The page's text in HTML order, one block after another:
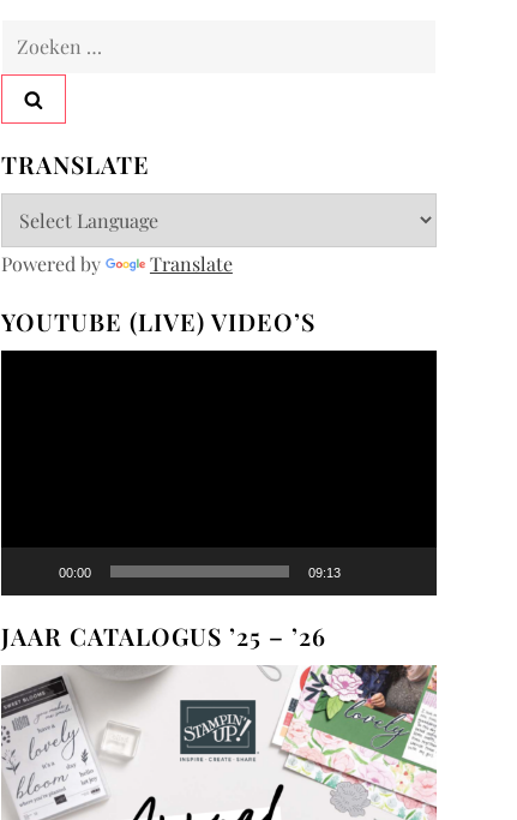
Zoeken
TRANSLATE
Powered by Translate
YOUTUBE (LIVE) VIDEO’S
00:00 09:13
JAAR CATALOGUS ’25 – ’26